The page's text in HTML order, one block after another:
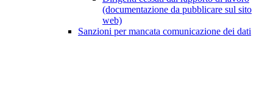
(documentazione da pubblicare sul sito
web)
Sanzioni per mancata comunicazione dei dati